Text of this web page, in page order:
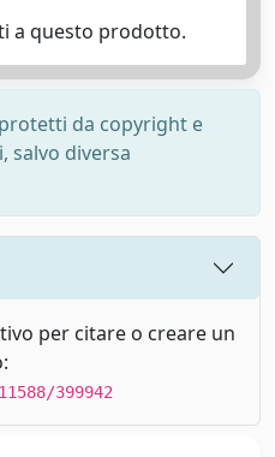
a questo prodotto.
da copyright e
salvo diversa
per citare o creare un
399942